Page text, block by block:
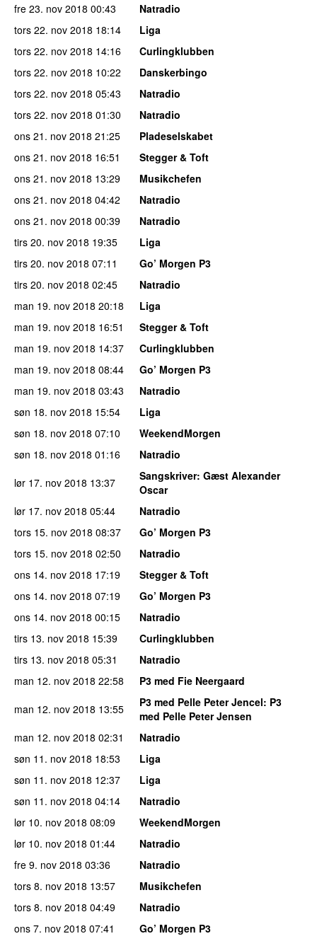
fre 23. nov 2018 00:43
Natradio
tors 22. nov 2018 18:14
Liga
tors 22. nov 2018 14:16
Curlingklubben
tors 22. nov 2018 10:22
Danskerbingo
tors 22. nov 2018 05:43
Natradio
tors 22. nov 2018 01:30
Natradio
ons 21. nov 2018 21:25
Pladeselskabet
ons 21. nov 2018 16:51
Stegger & Toft
ons 21. nov 2018 13:29
Musikchefen
ons 21. nov 2018 04:42
Natradio
ons 21. nov 2018 00:39
Natradio
tirs 20. nov 2018 19:35
Liga
tirs 20. nov 2018 07:11
Go’ Morgen P3
tirs 20. nov 2018 02:45
Natradio
man 19. nov 2018 20:18
Liga
man 19. nov 2018 16:51
Stegger & Toft
man 19. nov 2018 14:37
Curlingklubben
man 19. nov 2018 08:44
Go’ Morgen P3
man 19. nov 2018 03:43
Natradio
søn 18. nov 2018 15:54
Liga
søn 18. nov 2018 07:10
WeekendMorgen
søn 18. nov 2018 01:16
Natradio
lør 17. nov 2018 13:37 Sangskriver: Gæst Alexander
Oscar
lør 17. nov 2018 05:44
Natradio
tors 15. nov 2018 08:37
Go’ Morgen P3
tors 15. nov 2018 02:50
Natradio
ons 14. nov 2018 17:19
Stegger & Toft
ons 14. nov 2018 07:19
Go’ Morgen P3
ons 14. nov 2018 00:15
Natradio
tirs 13. nov 2018 15:39
Curlingklubben
tirs 13. nov 2018 05:31
Natradio
man 12. nov 2018 22:58
P3 med Fie Neergaard
man 12. nov 2018 13:55 P3 med Pelle Peter Jencel: P3
med Pelle Peter Jensen
man 12. nov 2018 02:31
Natradio
søn 11. nov 2018 18:53
Liga
søn 11. nov 2018 12:37
Liga
søn 11. nov 2018 04:14
Natradio
lør 10. nov 2018 08:09
WeekendMorgen
lør 10. nov 2018 01:44
Natradio
fre 9. nov 2018 03:36
Natradio
tors 8. nov 2018 13:57
Musikchefen
tors 8. nov 2018 04:49
Natradio
ons 7. nov 2018 07:41
Go’ Morgen P3